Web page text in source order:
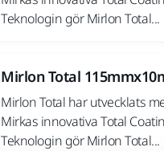
Teknologin gör Mirlon Total...
Mirlon Total
Mirlon Total har utvecklats
Mirkas innovativa Total
Teknologin gör Mirlon Total...